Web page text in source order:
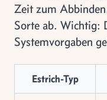
Zeit zum
Sorte ab. Wichtig:
Systemvorgaben
Estrich-Typ